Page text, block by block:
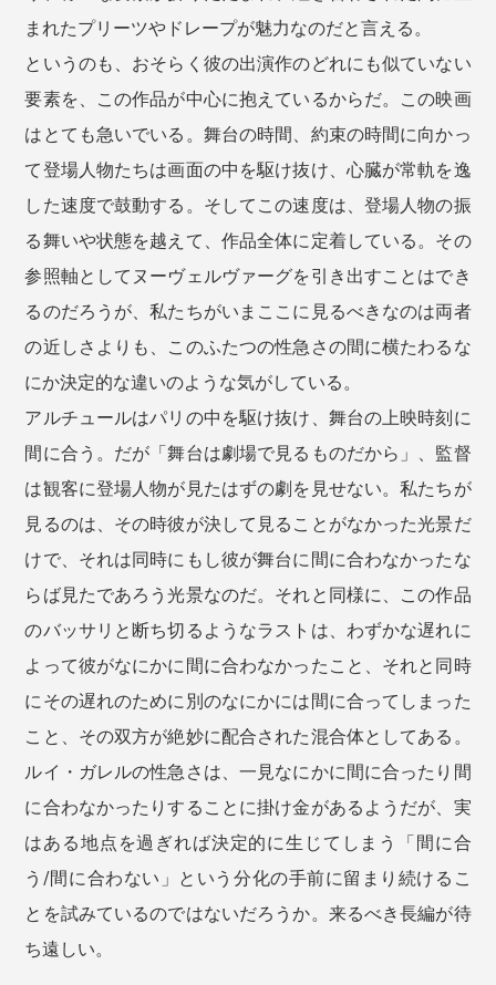
まれたプリーツやドレープが魅力なのだと言える。
というのも、おそらく彼の出演作のどれにも似ていない
要素を、この作品が中心に抱えているからだ。この映画
はとても急いでいる。舞台の時間、約束の時間に向かっ
て登場人物たちは画面の中を駆け抜け、心臓が常軌を逸
した速度で鼓動する。そしてこの速度は、登場人物の振
る舞いや状態を越えて、作品全体に定着している。その
参照軸としてヌーヴェルヴァーグを引き出すことはでき
るのだろうが、私たちがいまここに見るべきなのは両者
の近しさよりも、このふたつの性急さの間に横たわるな
にか決定的な違いのような気がしている。
アルチュールはパリの中を駆け抜け、舞台の上映時刻に
間に合う。だが「舞台は劇場で見るものだから」、監督
は観客に登場人物が見たはずの劇を見せない。私たちが
見るのは、その時彼が決して見ることがなかった光景だ
けで、それは同時にもし彼が舞台に間に合わなかったな
らば見たであろう光景なのだ。それと同様に、この作品
のバッサリと断ち切るようなラストは、わずかな遅れに
よって彼がなにかに間に合わなかったこと、それと同時
にその遅れのために別のなにかには間に合ってしまった
こと、その双方が絶妙に配合された混合体としてある。
ルイ・ガレルの性急さは、一見なにかに間に合ったり間
に合わなかったりすることに掛け金があるようだが、実
はある地点を過ぎれば決定的に生じてしまう「間に合
う/間に合わない」という分化の手前に留まり続けるこ
とを試みているのではないだろうか。来るべき長編が待
ち遠しい。